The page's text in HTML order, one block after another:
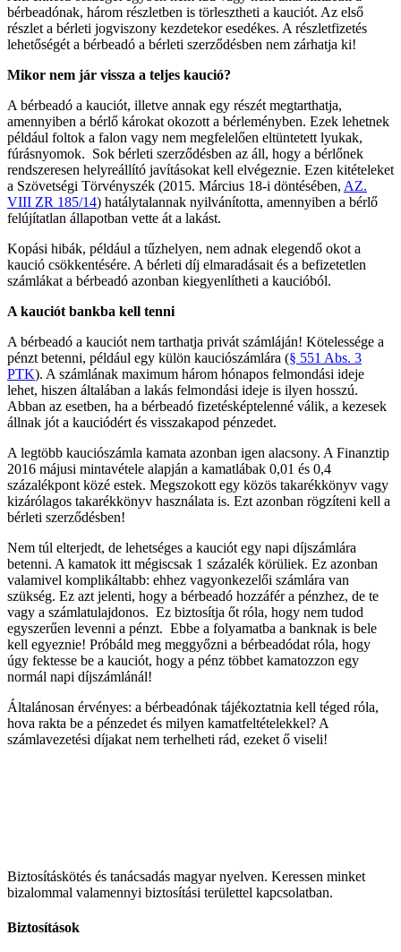
bérbeadónak, három részletben is törlesztheti a kauciót. Az első
részlet a bérleti jogviszony kezdetekor esedékes. A részletfizetés
lehetőségét a bérbeadó a bérleti szerződésben nem zárhatja ki!
Mikor nem jár vissza a teljes kaució?
A bérbeadó a kauciót, illetve annak egy részét megtarthatja,
amennyiben a bérlő károkat okozott a bérleményben. Ezek lehetnek
például foltok a falon vagy nem megfelelően eltüntetett lyukak,
fúrásnyomok. Sok bérleti szerződésben az áll, hogy a bérlőnek
rendszeresen helyreállító javításokat kell elvégeznie. Ezen kitételeket
a Szövetségi Törvényszék (2015. Március 18-i döntésében, AZ.
VIII ZR 185/14) hatálytalannak nyilvánította, amennyiben a bérlő
felújítatlan állapotban vette át a lakást.
Kopási hibák, például a tűzhelyen, nem adnak elegendő okot a
kaució csökkentésére. A bérleti díj elmaradásait és a befizetetlen
számlákat a bérbeadó azonban kiegyenlítheti a kaucióból.
A kauciót bankba kell tenni
A bérbeadó a kauciót nem tarthatja privát számláján! Kötelessége a
pénzt betenni, például egy külön kauciószámlára (§ 551 Abs. 3
PTK). A számlának maximum három hónapos felmondási ideje
lehet, hiszen általában a lakás felmondási ideje is ilyen hosszú.
Abban az esetben, ha a bérbeadó fizetésképtelenné válik, a kezesek
állnak jót a kauciódért és visszakapod pénzedet.
A legtöbb kauciószámla kamata azonban igen alacsony. A Finanztip
2016 májusi mintavétele alapján a kamatlábak 0,01 és 0,4
százalékpont közé estek. Megszokott egy közös takarékkönyv vagy
kizárólagos takarékkönyv használata is. Ezt azonban rögzíteni kell a
bérleti szerződésben!
Nem túl elterjedt, de lehetséges a kauciót egy napi díjszámlára
betenni. A kamatok itt mégiscsak 1 százalék körüliek. Ez azonban
valamivel komplikáltabb: ehhez vagyonkezelői számlára van
szükség. Ez azt jelenti, hogy a bérbeadó hozzáfér a pénzhez, de te
vagy a számlatulajdonos. Ez biztosítja őt róla, hogy nem tudod
egyszerűen levenni a pénzt. Ebbe a folyamatba a banknak is bele
kell egyeznie! Próbáld meg meggyőzni a bérbeadódat róla, hogy
úgy fektesse be a kauciót, hogy a pénz többet kamatozzon egy
normál napi díjszámlánál!
Általánosan érvényes: a bérbeadónak tájékoztatnia kell téged róla,
hova rakta be a pénzedet és milyen kamatfeltételekkel? A
számlavezetési díjakat nem terhelheti rád, ezeket ő viseli!
Biztosításkötés és tanácsadás magyar nyelven. Keressen minket
bizalommal valamennyi biztosítási területtel kapcsolatban.
Biztosítások